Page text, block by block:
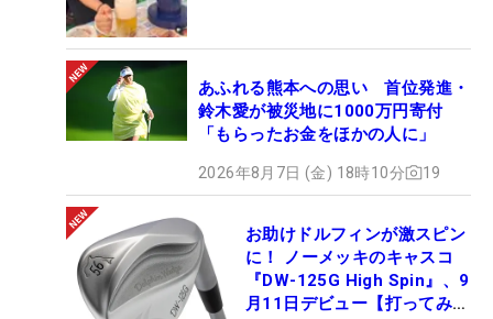
あふれる熊本への思い 首位発進・
鈴木愛が被災地に1000万円寄付
「もらったお金をほかの人に」
2026年8月7日 (金) 18時10分 19
お助けドルフィンが激スピン
に！ ノーメッキのキャスコ
『DW-125G High Spin』、9
月11日デビュー【打ってみ